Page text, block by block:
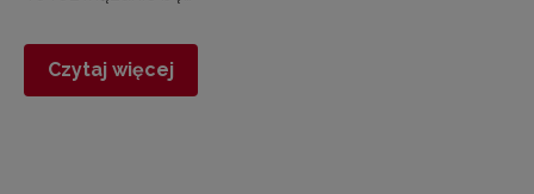
Czytaj więcej